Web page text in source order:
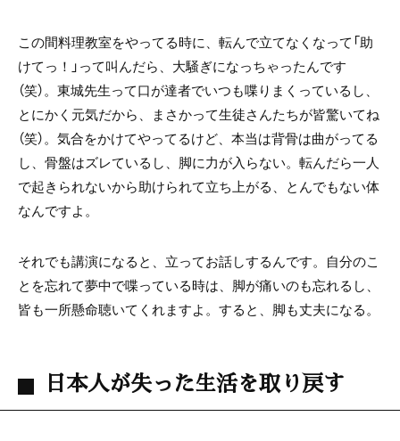
この間料理教室をやってる時に、転んで立てなくなって「助
けてっ！」って叫んだら、大騒ぎになっちゃったんです
（笑）。東城先生って口が達者でいつも喋りまくっているし、
とにかく元気だから、まさかって生徒さんたちが皆驚いてね
（笑）。気合をかけてやってるけど、本当は背骨は曲がってる
し、骨盤はズレているし、脚に力が入らない。転んだら一人
で起きられないから助けられて立ち上がる、とんでもない体
なんですよ。
それでも講演になると、立ってお話しするんです。自分のこ
とを忘れて夢中で喋っている時は、脚が痛いのも忘れるし、
皆も一所懸命聴いてくれますよ。すると、脚も丈夫になる。
日本人が失った生活を取り戻す